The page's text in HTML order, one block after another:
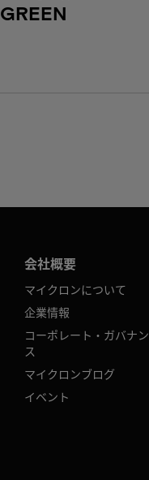
GREEN
会社概要
マイクロンについて
企業情報
コーポレート・ガバナン
ス
マイクロンブログ
イベント